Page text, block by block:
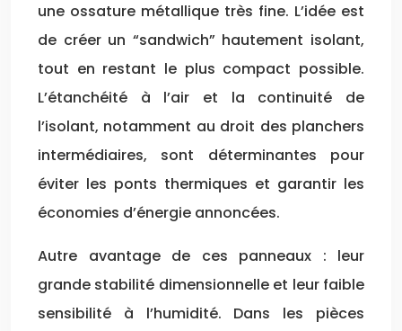
une ossature métallique très fine. L’idée est
de créer un “sandwich” hautement isolant,
tout en restant le plus compact possible.
L’étanchéité à l’air et la continuité de
l’isolant, notamment au droit des planchers
intermédiaires, sont déterminantes pour
éviter les ponts thermiques et garantir les
économies d’énergie annoncées.
Autre avantage de ces panneaux : leur
grande stabilité dimensionnelle et leur faible
sensibilité à l’humidité. Dans les pièces